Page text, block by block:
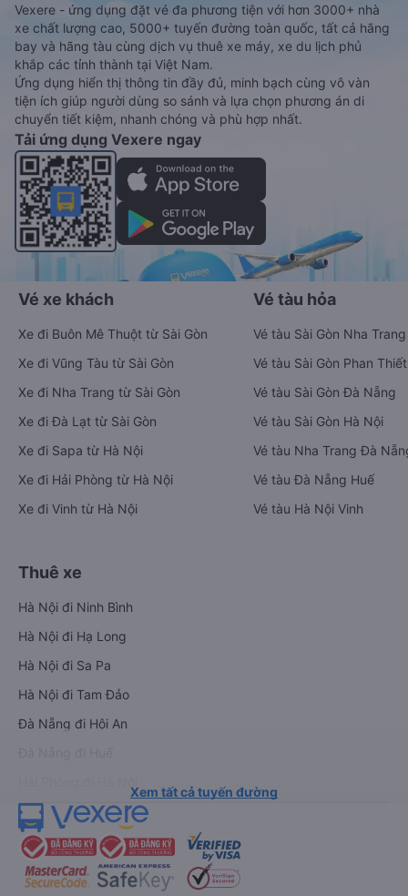
Vexere - ứng dụng đặt vé đa phương tiện với hơn 3000+ nhà
xe chất lượng cao, 5000+ tuyến đường toàn quốc, tất cả hãng
bay và hãng tàu cùng dịch vụ thuê xe máy, xe du lịch phủ
khắp các tỉnh thành tại Việt Nam.
Ứng dụng hiển thị thông tin đầy đủ, minh bạch cùng vô vàn
tiện ích giúp người dùng so sánh và lựa chọn phương án di
chuyển tiết kiệm, nhanh chóng và phù hợp nhất.
Tải ứng dụng Vexere ngay
Vé xe khách
Xe đi Buôn Mê Thuột từ Sài Gòn
Xe đi Vũng Tàu từ Sài Gòn
Xe đi Nha Trang từ Sài Gòn
Xe đi Đà Lạt từ Sài Gòn
Xe đi Sapa từ Hà Nội
Xe đi Hải Phòng từ Hà Nội
Xe đi Vinh từ Hà Nội
Vé tàu hỏa
Vé tàu Sài Gòn Nha Trang
Vé tàu Sài Gòn Phan Thiết
Vé tàu Sài Gòn Đà Nẵng
Vé tàu Sài Gòn Hà Nội
Vé tàu Nha Trang Đà
Vé tàu Đà Nẵng Huế
Vé tàu Hà Nội Vinh
Thuê xe
Hà Nội đi Ninh Bình
Hà Nội đi Hạ Long
Hà Nội đi Sa Pa
Hà Nội đi Tam Đảo
Đà Nẵng đi Hội An
Xem tất cả tuyến đường